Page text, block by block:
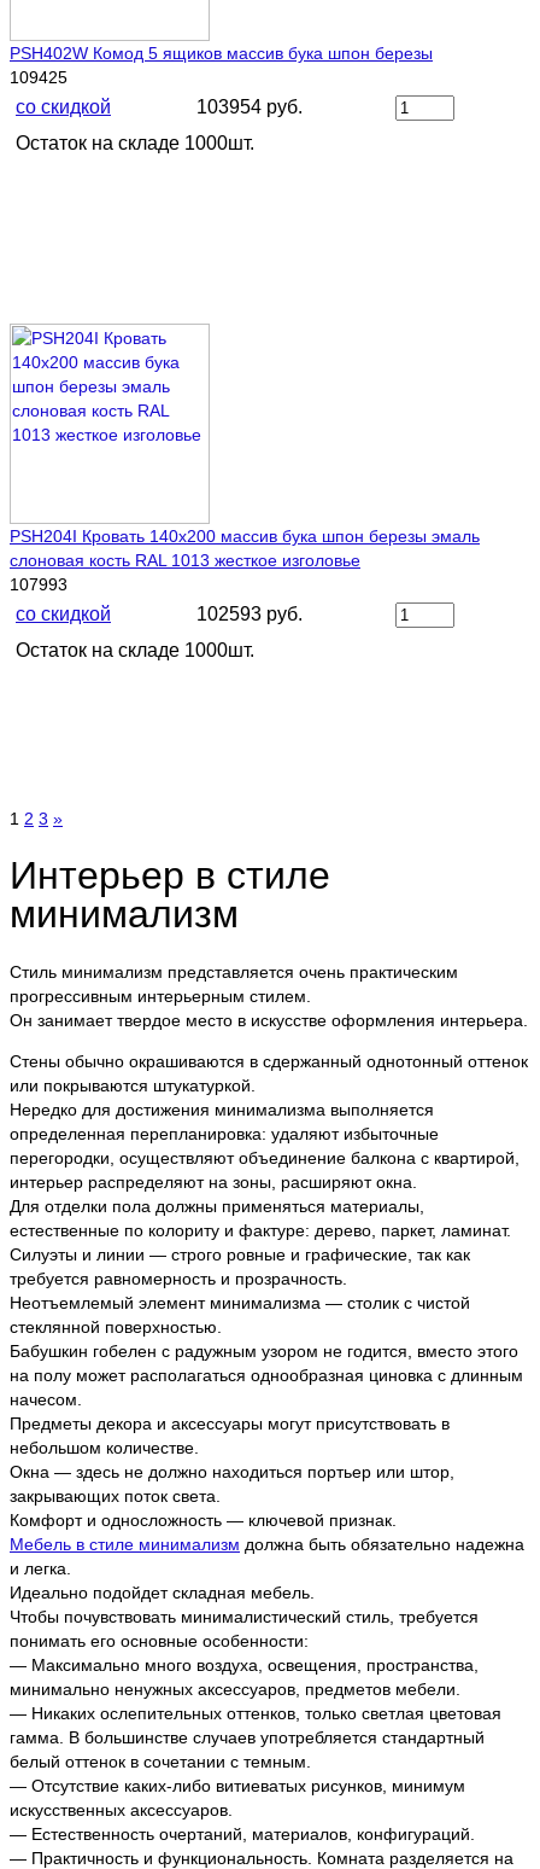
PSH402W Комод 5 ящиков массив бука шпон березы
109425
со скидкой
103954 руб.
Остаток на складе 1000шт.
PSH204I Кровать 140х200 массив бука шпон березы эмаль
слоновая кость RAL 1013 жесткое изголовье
107993
со скидкой
102593 руб.
Остаток на складе 1000шт.
1 2 3 »
Интерьер в стиле
минимализм
Стиль минимализм представляется очень практическим
прогрессивным интерьерным стилем.
Он занимает твердое место в искусстве оформления интерьера.
Стены обычно окрашиваются в сдержанный однотонный оттенок
или покрываются штукатуркой.
Нередко для достижения минимализма выполняется
определенная перепланировка: удаляют избыточные
перегородки, осуществляют объединение балкона с квартирой,
интерьер распределяют на зоны, расширяют окна.
Для отделки пола должны применяться материалы,
естественные по колориту и фактуре: дерево, паркет, ламинат.
Силуэты и линии — строго ровные и графические, так как
требуется равномерность и прозрачность.
Неотъемлемый элемент минимализма — столик с чистой
стеклянной поверхностью.
Бабушкин гобелен с радужным узором не годится, вместо этого
на полу может располагаться однообразная циновка с длинным
начесом.
Предметы декора и аксессуары могут присутствовать в
небольшом количестве.
Окна — здесь не должно находиться портьер или штор,
закрывающих поток света.
Комфорт и односложность — ключевой признак.
Мебель в стиле минимализм должна быть обязательно надежна
и легка.
Идеально подойдет складная мебель.
Чтобы почувствовать минималистический стиль, требуется
понимать его основные особенности:
— Максимально много воздуха, освещения, пространства,
минимально ненужных аксессуаров, предметов мебели.
— Никаких ослепительных оттенков, только светлая цветовая
гамма. В большинстве случаев употребляется стандартный
белый оттенок в сочетании с темным.
— Отсутствие каких-либо витиеватых рисунков, минимум
искусственных аксессуаров.
— Естественность очертаний, материалов, конфигураций.
— Практичность и функциональность. Комната разделяется на